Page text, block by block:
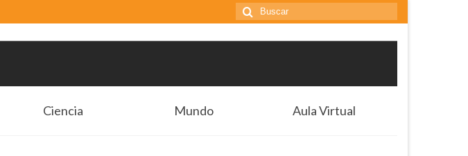
Buscar
por:
Ciencia Mundo Aula Virtual